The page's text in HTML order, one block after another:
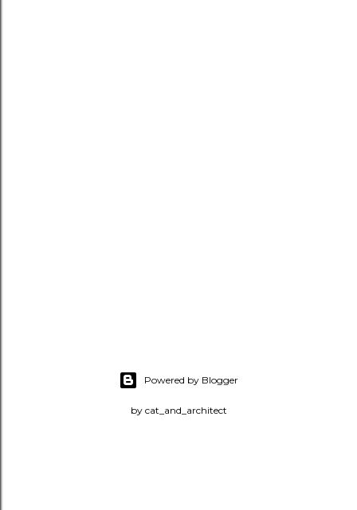
Powered by Blogger
by cat_and_architect